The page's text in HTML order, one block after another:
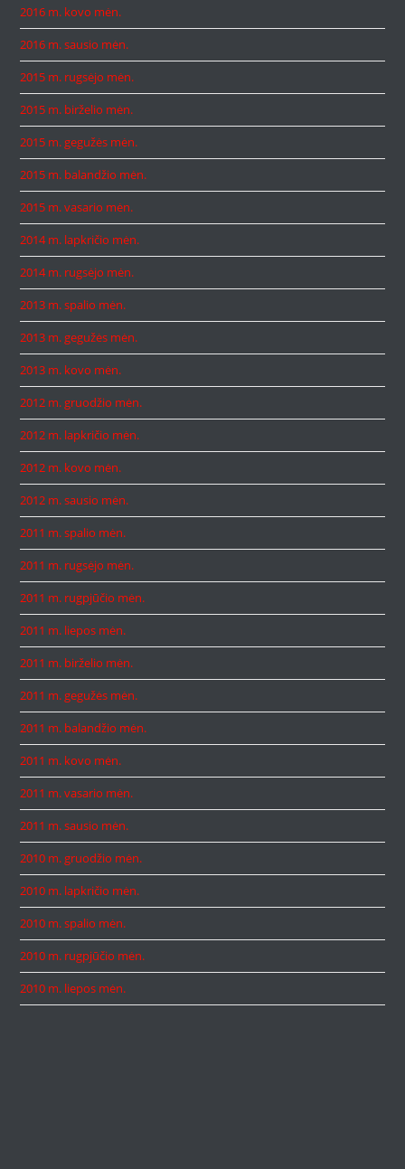
2016 m. kovo mėn.
2016 m. sausio mėn.
2015 m. rugsėjo mėn.
2015 m. birželio mėn.
2015 m. gegužės mėn.
2015 m. balandžio mėn.
2015 m. vasario mėn.
2014 m. lapkričio mėn.
2014 m. rugsėjo mėn.
2013 m. spalio mėn.
2013 m. gegužės mėn.
2013 m. kovo mėn.
2012 m. gruodžio mėn.
2012 m. lapkričio mėn.
2012 m. kovo mėn.
2012 m. sausio mėn.
2011 m. spalio mėn.
2011 m. rugsėjo mėn.
2011 m. rugpjūčio mėn.
2011 m. liepos mėn.
2011 m. birželio mėn.
2011 m. gegužės mėn.
2011 m. balandžio mėn.
2011 m. kovo mėn.
2011 m. vasario mėn.
2011 m. sausio mėn.
2010 m. gruodžio mėn.
2010 m. lapkričio mėn.
2010 m. spalio mėn.
2010 m. rugpjūčio mėn.
2010 m. liepos mėn.